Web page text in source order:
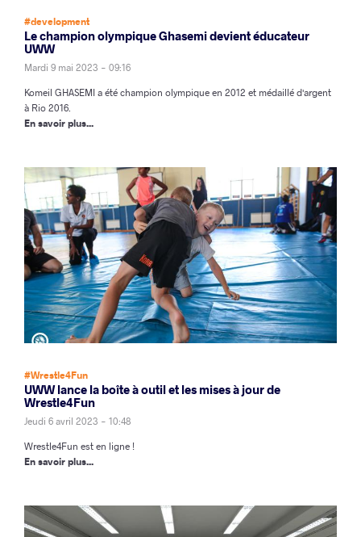
#development
Le champion olympique Ghasemi devient éducateur
UWW
Mardi 9 mai 2023 - 09:16
Komeil GHASEMI a été champion olympique en 2012 et médaillé d'argent
à Rio 2016.
En savoir plus...
#Wrestle4Fun
UWW lance la boîte à outil et les mises à jour de
Wrestle4Fun
Jeudi 6 avril 2023 - 10:48
Wrestle4Fun est en ligne !
En savoir plus...